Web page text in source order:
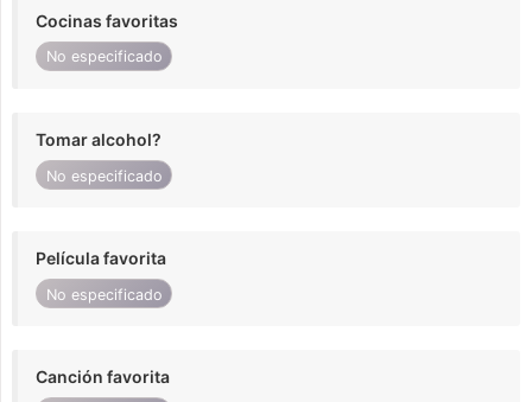
Cocinas favoritas
No especificado
Tomar alcohol?
No especificado
Película favorita
No especificado
Canción favorita